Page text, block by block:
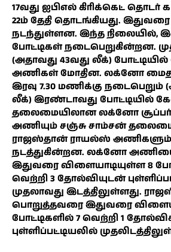
17வது ஐபிஎல் கிரிக்கெட் தொடர்
22ம் தேதி தொடங்கியது.
நடந்துள்ளன. இந்த நிலையில்,
போட்டிகள் நடைபெறுகின்றன.
(அதாவது 43வது லீக்)
அணிகள் மோதின. லக்னோ
இரவு 7.30 மணிக்கு நடைபெறும்
லீக்) இரண்டாவது போட்டியில்
தலைமையிலான லக்னோ
அணியும் சஞ்சு சாம்சன்
ராஜஸ்தான் ராயல்ஸ் அணிகளும்
நடத்துகின்றன. லக்னோ
இதுவரை விளையாடியுள்ள 8
வெற்றி 3 தோல்வியுடன்
முதலாவது இடத்திலுள்ளது.
பொறுத்தவரை இதுவரை
போட்டிகளில் 7 வெற்றி 1
புள்ளிப்பட்டியலில்